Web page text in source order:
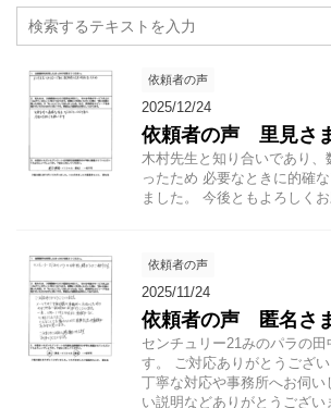
依頼者の声
2025/12/24
依頼者の声 里見さ
木村先生と知り合いであり、
ったため 必要なときに的確
ました。 今後ともよろしくお
依頼者の声
2025/11/24
依頼者の声 匿名さ
センチュリー21みのパラの
す。 ご対応ありがとうござ
丁寧な対応や事務所へお伺い
い説明などありがとうござい